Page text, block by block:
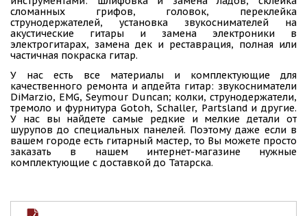
сломанных грифов, головок, переклейка
струнодержателей, установка звукоснимателей на
акустические гитары и замена электроники в
электрогитарах, замена дек и реставрация, полная или
частичная покраска гитар.
У нас есть все материалы и комплектующие для
качественного ремонта и апдейта гитар: звукосниматели
DiMarzio, EMG, Seymour Duncan; колки, струнодержатели,
тремоло и фурнитура Gotoh, Schaller, Partsland и другие.
У нас вы найдете самые редкие и мелкие детали от
шурупов до специальных панелей. Поэтому даже если в
вашем городе есть гитарный мастер, то Вы можете просто
заказать в нашем интернет-магазине нужные
комплектующие с доставкой до Татарска.